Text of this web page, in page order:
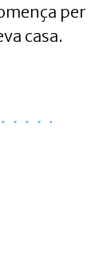
per
casa.